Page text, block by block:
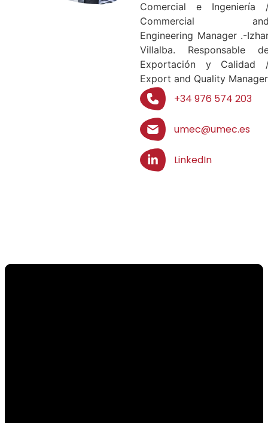
Comercial e Ingeniería
Commercial
Engineering Manager .-
Villalba. Responsable
Exportación y Calidad
Export and Quality Manager
+34 976 574 203
umec@umec.es
LinkedIn